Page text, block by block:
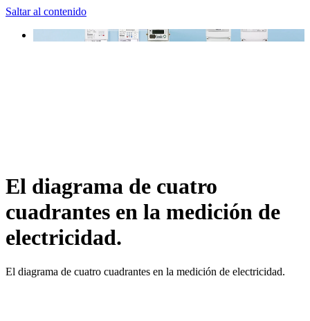
Saltar al contenido
El diagrama de cuatro
cuadrantes en la medición de
electricidad.
El diagrama de cuatro cuadrantes en la medición de electricidad.